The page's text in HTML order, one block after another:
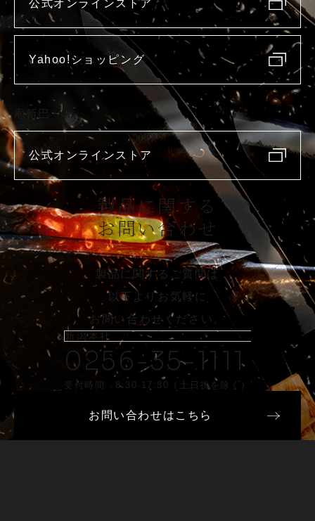
公式オンラインストア
Yahoo!ショッピング
庖斬巴
公式オンラインストア
製品に関する
お問い合わせ
製品に関するご質問は
以下よりお気軽に
お問い合わせください。
新潟本社
0256-35-1111
受付時間 8:30-17:30（土日祝を除く）
お問い合わせはこちら